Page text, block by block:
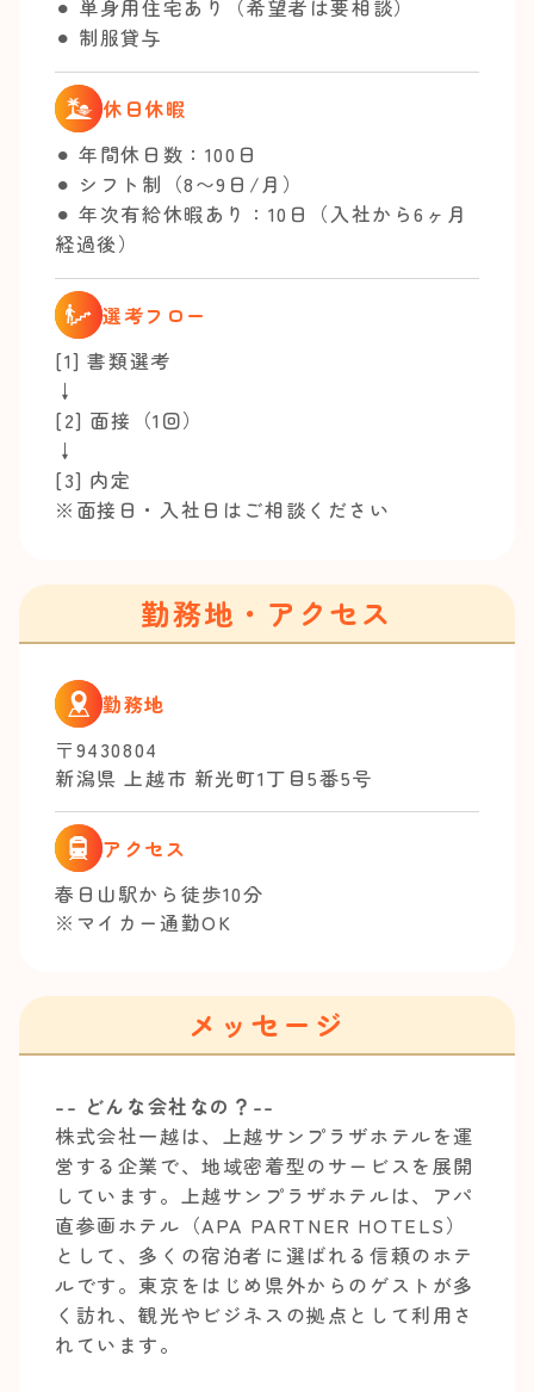
⚫︎ 単身用住宅あり（希望者は要相談）
⚫︎ 制服貸与
休日休暇
⚫︎ 年間休日数：100日
⚫︎ シフト制（8〜9日/月）
⚫︎ 年次有給休暇あり：10日（入社から6ヶ月
経過後）
選考フロー
[1] 書類選考
↓
[2] 面接（1回）
↓
[3] 内定
※面接日・入社日はご相談ください
勤務地・アクセス
勤務地
〒9430804
新潟県 上越市 新光町1丁目5番5号
アクセス
春日山駅から徒歩10分
※マイカー通勤OK
メッセージ
-- どんな会社なの？--
株式会社一越は、上越サンプラザホテルを運
営する企業で、地域密着型のサービスを展開
しています。上越サンプラザホテルは、アパ
直参画ホテル（APA PARTNER HOTELS）
として、多くの宿泊者に選ばれる信頼のホテ
ルです。東京をはじめ県外からのゲストが多
く訪れ、観光やビジネスの拠点として利用さ
れています。